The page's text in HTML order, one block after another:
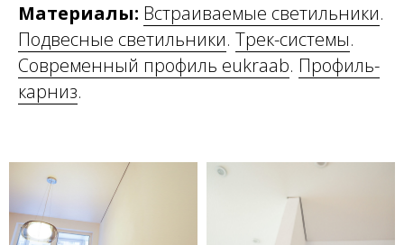
Материалы: Встраиваемые светильники.
Подвесные светильники. Трек-системы.
Современный профиль eukraab. Профиль-
карниз.